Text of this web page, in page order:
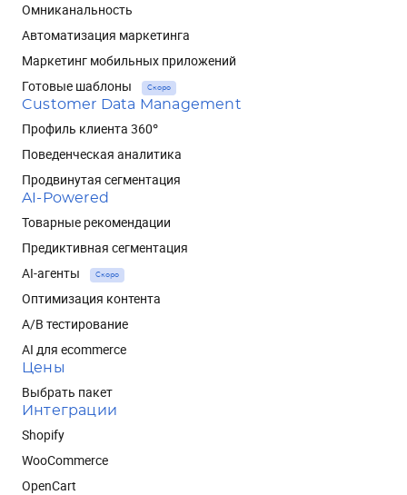
Омниканальность
Автоматизация маркетинга
Маркетинг мобильных приложений
Готовые шаблоны
Скоро
Customer Data Management
Профиль клиента 360°
Поведенческая аналитика
Продвинутая сегментация
AI-Powered
Товарные рекомендации
Предиктивная сегментация
AI-агенты
Скоро
Оптимизация контента
A/B тестирование
AI для ecommerce
Цены
Выбрать пакет
Интеграции
Shopify
WooCommerce
OpenCart